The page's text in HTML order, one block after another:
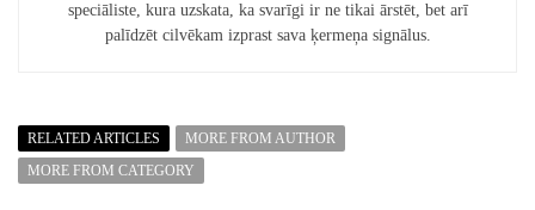
speciāliste, kura uzskata, ka svarīgi ir ne tikai ārstēt, bet arī
palīdzēt cilvēkam izprast sava ķermeņa signālus.
RELATED ARTICLES
MORE FROM AUTHOR
MORE FROM CATEGORY